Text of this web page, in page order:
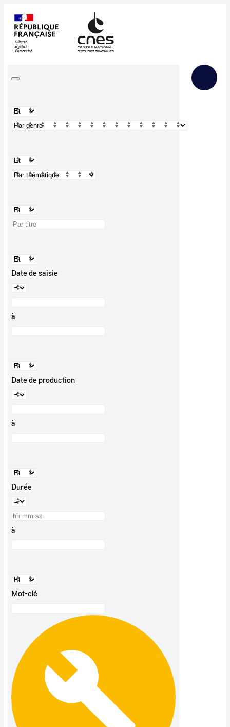
Date de saisie
à
Date de production
à
Durée
à
Mot-clé